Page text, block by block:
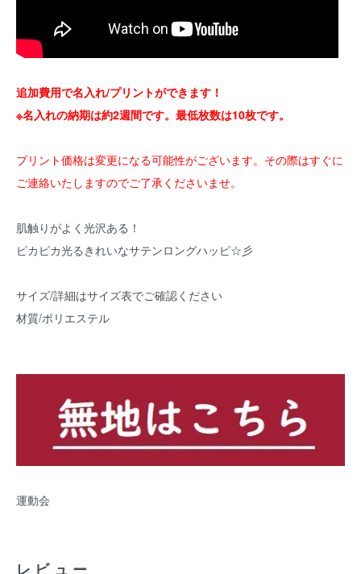
追加費用で名入れ/プリントができます！
※名入れの納期は約2週間です。最低枚数は10枚です。
プリント価格は変更になる可能性がございます。その際はすぐに
ご連絡いたしますのでご了承くださいませ。
肌触りがよく光沢ある！
ピカピカ光るきれいなサテンロングハッピ☆彡
サイズ/詳細はサイズ表でご確認ください
材質/ポリエステル
運動会
レビュー